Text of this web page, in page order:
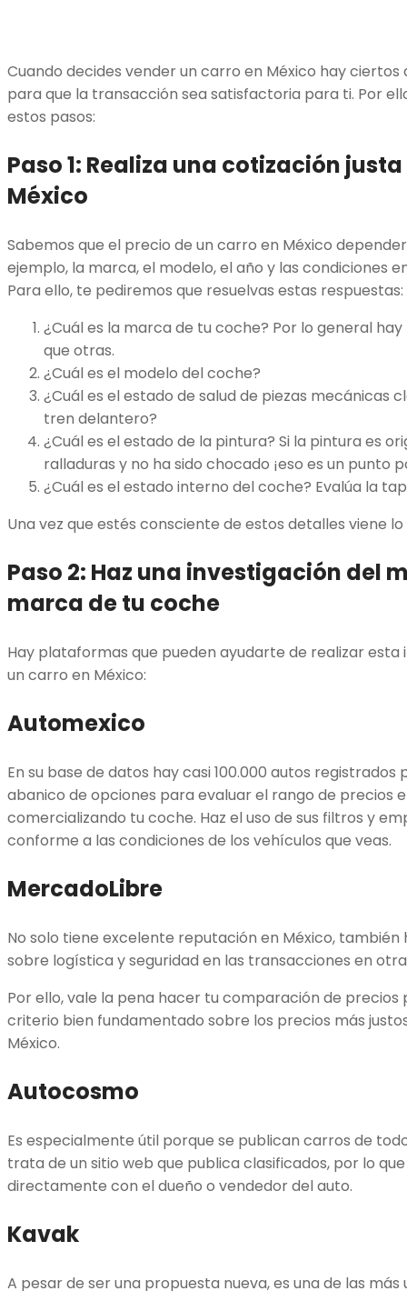
Cuando decides vender un carro en México hay
para que la transacción sea satisfactoria para ti. Por
estos pasos:
Paso 1: Realiza una cotización
México
Sabemos que el precio de un carro en México
ejemplo, la marca, el modelo, el año y las condiciones
Para ello, te pediremos que resuelvas estas respuestas:
¿Cuál es la marca de tu coche? Por lo general
que otras.
¿Cuál es el modelo del coche?
¿Cuál es el estado de salud de piezas mecánicas
tren delantero?
¿Cuál es el estado de la pintura? Si la pintura es
ralladuras y no ha sido chocado ¡eso es un punto
¿Cuál es el estado interno del coche? Evalúa la
Una vez que estés consciente de estos detalles viene lo
Paso 2: Haz una investigación del
marca de tu coche
Hay plataformas que pueden ayudarte de realizar
un carro en México:
Automexico
En su base de datos hay casi 100.000 autos
abanico de opciones para evaluar el rango de precios
comercializando tu coche. Haz el uso de sus filtros y
conforme a las condiciones de los vehículos que veas.
MercadoLibre
No solo tiene excelente reputación en México, también
sobre logística y seguridad en las transacciones en
Por ello, vale la pena hacer tu comparación de
criterio bien fundamentado sobre los precios más
México.
Autocosmo
Es especialmente útil porque se publican carros de
trata de un sitio web que publica clasificados, por lo
directamente con el dueño o vendedor del auto.
Kavak
A pesar de ser una propuesta nueva, es una de las